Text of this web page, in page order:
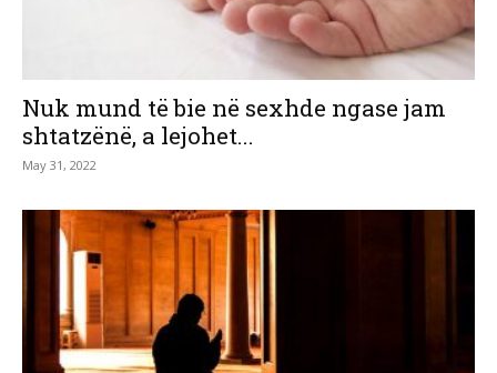
Nuk mund të bie në sexhde ngase jam
shtatzënë, a lejohet...
May 31, 2022